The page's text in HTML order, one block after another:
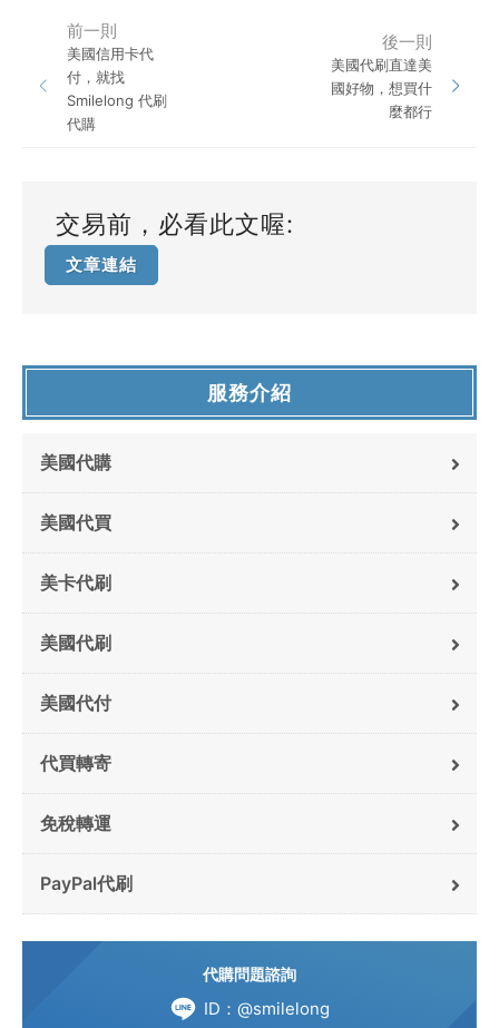
前一則
美國信用卡代
付，就找
Smilelong 代刷
代購
後一則
美國代刷直達美
國好物，想買什
麼都行
交易前，必看此文喔:
文章連結
服務介紹
美國代購
美國代買
美卡代刷
美國代刷
美國代付
代買轉寄
免稅轉運
PayPal代刷
代購問題諮詢
ID：@smilelong